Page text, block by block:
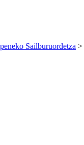
Sailburuordetza >